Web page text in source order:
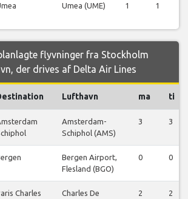
Umea (UME) 1 1
flyvninger fra Stockholm
der drives af Delta Air Lines
Lufthavn ma ti
Amsterdam-
Schiphol (AMS)
3 3
Bergen Airport,
Flesland (BGO)
0 0
Charles
Charles De
2 2